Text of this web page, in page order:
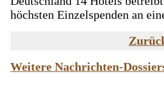
höchsten Einzelspenden an
Weitere Nachrichten-